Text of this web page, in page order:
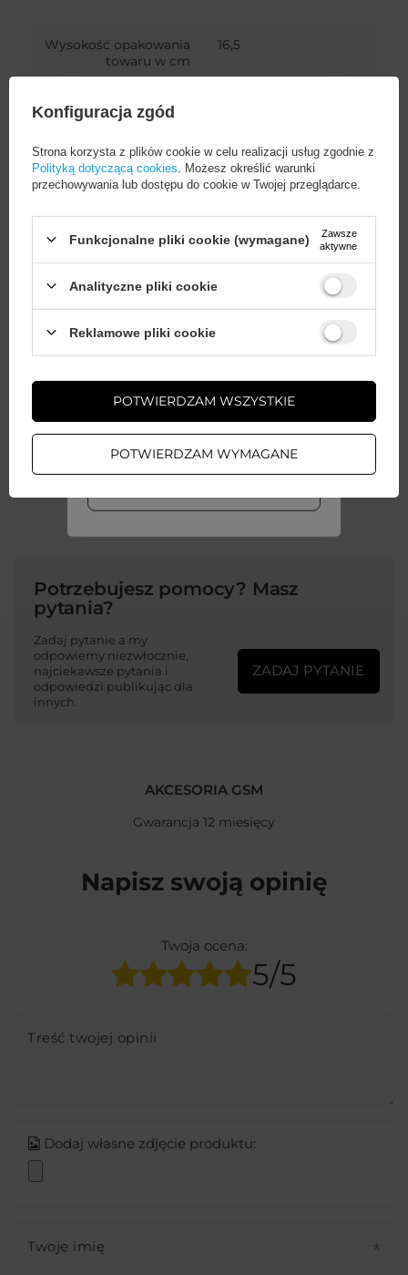
Wysokość opakowania
towaru w cm
16,5
Szerokość opakowania
Głębokość opakowania
1,5
Opakowanie Folia
Kompatybilność -
producent urządzenia
Samsung
Kolor
Przezroczysty
Potrzebujesz pomocy? Masz
pytania?
Zadaj pytanie a my
odpowiemy niezwłocznie,
najciekawsze pytania i
odpowiedzi publikując dla
innych.
ZADAJ PYTANIE
AKCESORIA GSM
Gwarancja 12 miesięcy
Napisz swoją opinię
Twoja ocena:
5/5
Treść twojej opinii
Dodaj własne zdjęcie produktu:
Twoje imię
Wystarczy założyć konto
zakupy za
odblokować zniżki na kolejne
ZAŁÓŻ KONTO
Konfiguracja zgód
Strona korzysta z plików cookie w celu realizacji usług zgodnie z
Polityką dotyczącą cookies . Możesz określić warunki
przechowywania lub dostępu do cookie w Twojej przeglądarce.
Funkcjonalne pliki cookie (wymagane)
Zawsze
aktywne
Analityczne pliki cookie
Reklamowe pliki cookie
POTWIERDZAM WYMAGANE
POTWIERDZAM WSZYSTKIE